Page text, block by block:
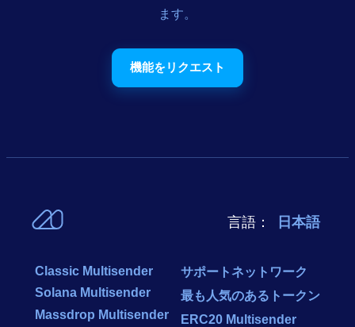
ます。
機能をリクエスト
言語： 日本語
Classic Multisender
Solana Multisender
Massdrop Multisender
サポートネットワーク
最も人気のあるトークン
ERC20 Multisender